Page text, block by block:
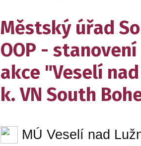
Městský úřad
OOP -
akce "Veselí
k. VN South
MÚ Veselí nad